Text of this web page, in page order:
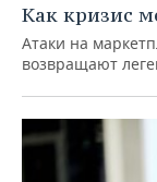
Как кризис
Атаки на
возвращают